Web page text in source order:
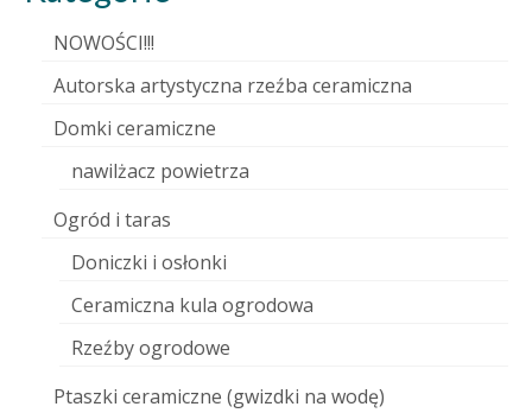
NOWOŚCI!!!
Autorska artystyczna rzeźba ceramiczna
Domki ceramiczne
nawilżacz powietrza
Ogród i taras
Doniczki i osłonki
Ceramiczna kula ogrodowa
Rzeźby ogrodowe
Ptaszki ceramiczne (gwizdki na wodę)